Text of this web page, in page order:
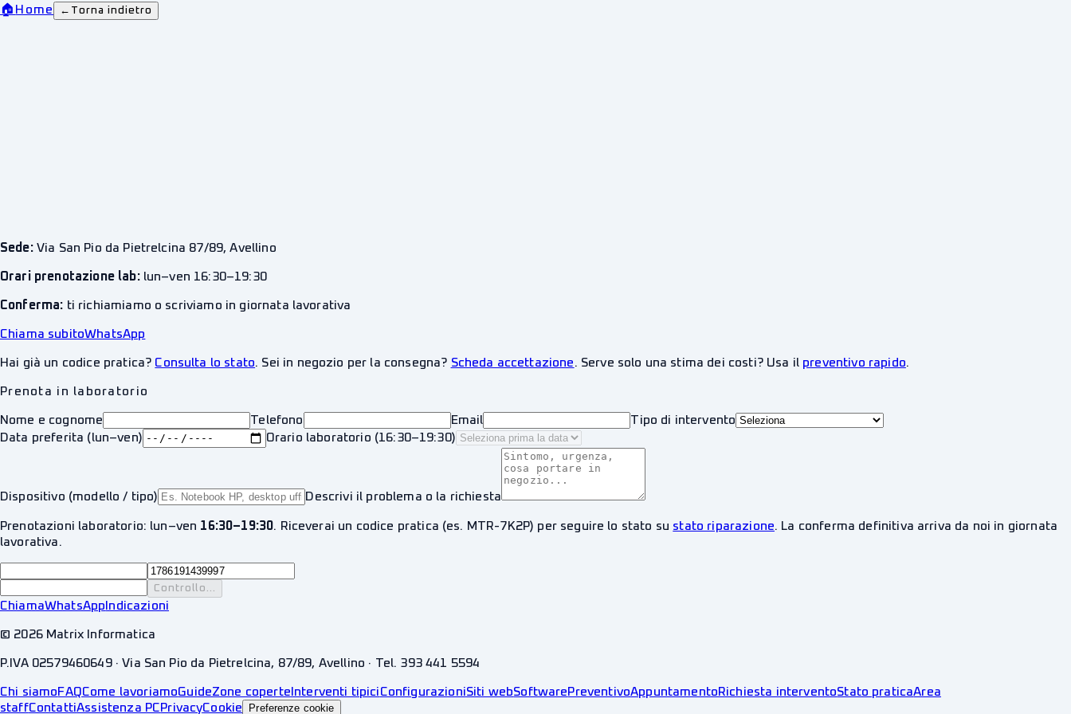
🏠 Home ← Torna indietro
Sede:Via San Pio da Pietrelcina 87/89, Avellino
Orari prenotazione lab:lun–ven 16:30–19:30
Conferma: ti richiamiamo o scriviamo in giornata lavorativa
Chiama subitoWhatsApp
Hai già un codice pratica? Consulta lo stato. Sei in negozio per la consegna? Scheda accettazione. Serve solo una stima dei costi? Usa il preventivo rapido.
Prenota in laboratorio
Nome e cognome Telefono Email
Tipo di intervento
Data preferita (lun–ven)
Orario laboratorio (16:30–19:30)
Dispositivo (modello / tipo) Descrivi il problema o la richiesta
Prenotazioni laboratorio: lun–ven 16:30–19:30. Riceverai un codice pratica (es. MTR-7K2P) per seguire lo stato su stato riparazione. La conferma definitiva arriva da noi in giornata
lavorativa.
Controllo...
ChiamaWhatsApp Indicazioni
© 2026Matrix Informatica
P.IVA 02579460649 · Via San Pio da Pietrelcina, 87/89, Avellino · Tel. 393 441 5594
Chi siamoFAQCome lavoriamoGuideZone coperte Interventi tipiciConfigurazioniSiti webSoftwarePreventivoAppuntamentoRichiesta interventoStato praticaArea
staffContattiAssistenza PCPrivacyCookie Preferenze cookie